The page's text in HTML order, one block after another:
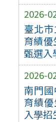
2026-
臺北
育績
甄選入
2026-
南門
育績
入學招